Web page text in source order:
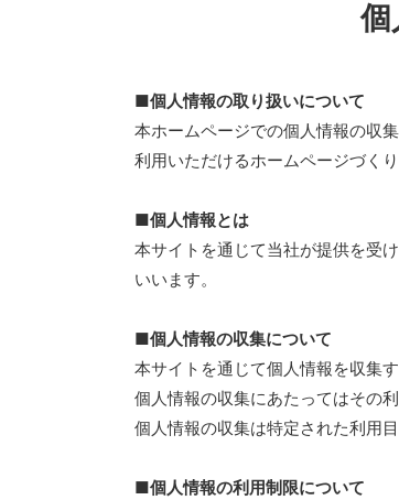
個
■個人情報の取り扱いについて
本ホームページでの個人情報の収
利用いただけるホームページづく
■個人情報とは
本サイトを通じて当社が提供を受
いいます。
■個人情報の収集について
本サイトを通じて個人情報を収集
個人情報の収集にあたってはその
個人情報の収集は特定された利用
■個人情報の利用制限について